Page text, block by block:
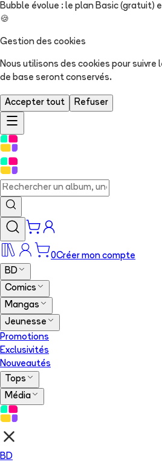
Bubble évolue : le plan Basic (gratuit)
🍪
Gestion des cookies
Nous utilisons des cookies pour
de base seront conservés.
Accepter tout Refuser
0Créer mon compte
BD
Comics
Mangas
Jeunesse
Promotions
Exclusivités
Nouveautés
Tops
Média
BD